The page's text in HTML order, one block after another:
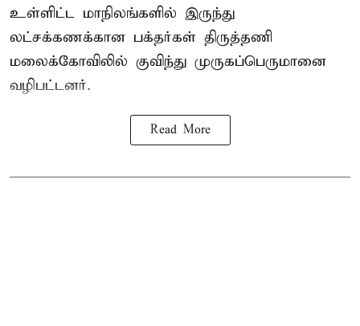
உள்ளிட்ட மாநிலங்களில் இருந்து
லட்சக்கணக்கான பக்தர்கள் திருத்தணி
மலைக்கோவிலில் குவிந்து முருகப்பெருமானை
வழிபட்டனர்.
Read More